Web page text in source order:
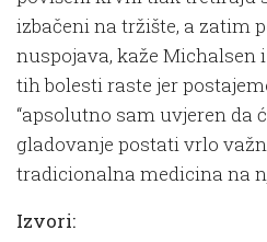
izbačeni na tržište, a zatim
nuspojava, kaže Michalsen
tih bolesti raste jer
“apsolutno sam uvjeren da
gladovanje postati vrlo
tradicionalna medicina na
Izvori: